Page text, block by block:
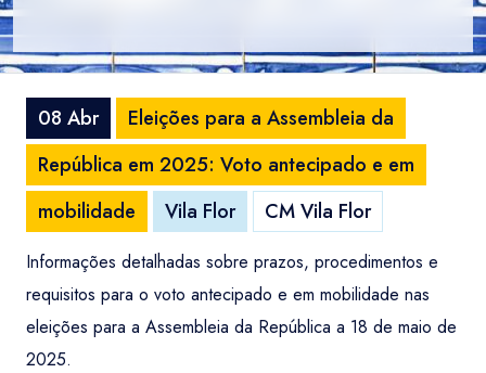
08 Abr
Eleições para a Assembleia da
República em 2025: Voto antecipado e em
mobilidade
Vila Flor CM Vila Flor
Informações detalhadas sobre prazos, procedimentos e
requisitos para o voto antecipado e em mobilidade nas
eleições para a Assembleia da República a 18 de maio de
2025.